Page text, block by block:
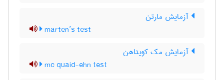
آزمایش مارتن
marten’s test
آزمایش مک کویداهن
mc quaid-ehn test